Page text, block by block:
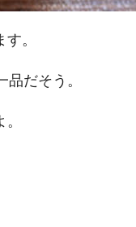
。
だそう。